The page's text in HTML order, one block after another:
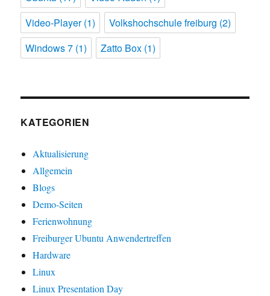
Video-Player(1) Volkshochschule freiburg (2)
Windows 7 (1) Zatto Box (1)
KATEGORIEN
Aktualisierung
Allgemein
Blogs
Demo-Seiten
Ferienwohnung
Freiburger Ubuntu Anwendertreffen
Hardware
Linux
Linux Presentation Day